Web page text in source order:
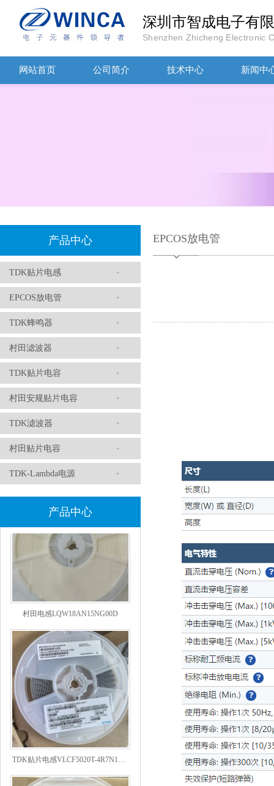
深圳市智成电子有
Shenzhen Zhicheng Electronic
网站首页 公司简介 技术中心 新闻中
产品中心
TDK贴片电感
EPCOS放电管
TDK蜂鸣器
村田滤波器
TDK贴片电容
村田安规贴片电容
TDK滤波器
村田贴片电容
TDK-Lambda电源
产品中心
TDK-EPCOS热敏电阻 B57351V5103H060
TDK滤波器ACM2012-202-2P-T002参数
村田磁珠BLM18AG102SH1D
EPCOS放电管